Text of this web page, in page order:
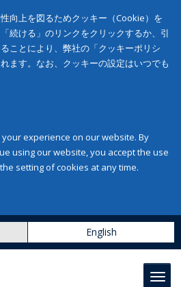
向上を図るためクッキー（Cookie）を
続ける」のリンクをクリックするか、引
ことにより、弊社の「クッキーポリシ
ます。なお、クッキーの設定はいつでも
experience on our website. By
using our website, you accept the use
setting of cookies at any time.
English